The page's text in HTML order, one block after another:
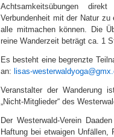
Achtsamkeitsübungen
Verbundenheit mit der Natur
alle mitmachen können. Die
reine Wanderzeit beträgt ca. 1
Es besteht eine begrenzte
an: lisas-
Veranstalter der Wanderung
„Nicht-Mitglieder“ des
Der Westerwald-Verein
Haftung bei etwaigen Unfällen,